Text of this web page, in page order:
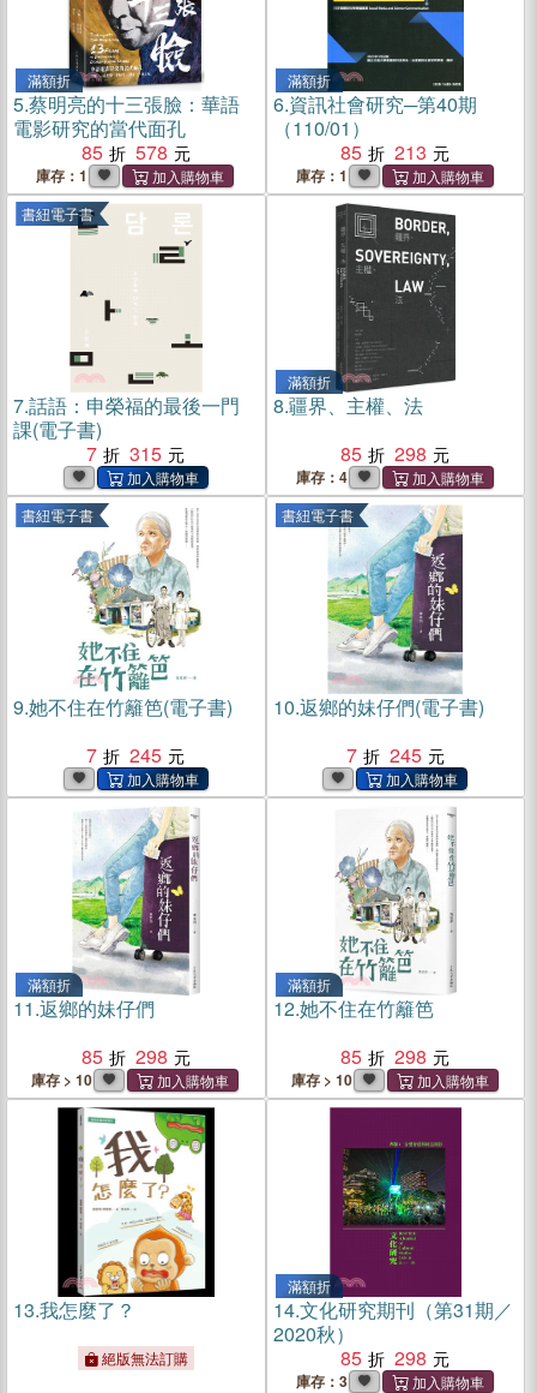
滿額折
5.蔡明亮的十三張臉：華語
電影研究的當代面孔
85
578
庫存：1
滿額折
6.資訊社會研究─第40期
（110/01）
85
213
庫存：1
書紐電子書
7.話語：申榮福的最後一門
課(電子書)
7
315
滿額折
8.疆界、主權、法
85
298
庫存：4
書紐電子書
9.她不住在竹籬笆(電子書)
7
245
書紐電子書
10.返鄉的妹仔們(電子書)
7
245
滿額折
11.返鄉的妹仔們
85
298
庫存 > 10
滿額折
12.她不住在竹籬笆
85
298
庫存 > 10
13.我怎麼了？
絕版無法訂購
滿額折
14.文化研究期刊（第31期／
2020秋）
85
298
庫存：3